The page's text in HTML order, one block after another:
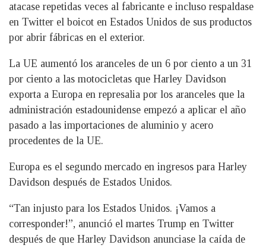
atacase repetidas veces al fabricante e incluso respaldase
en Twitter el boicot en Estados Unidos de sus productos
por abrir fábricas en el exterior.
La UE aumentó los aranceles de un 6 por ciento a un 31
por ciento a las motocicletas que Harley Davidson
exporta a Europa en represalia por los aranceles que la
administración estadounidense empezó a aplicar el año
pasado a las importaciones de aluminio y acero
procedentes de la UE.
Europa es el segundo mercado en ingresos para Harley
Davidson después de Estados Unidos.
“Tan injusto para los Estados Unidos. ¡Vamos a
corresponder!”, anunció el martes Trump en Twitter
después de que Harley Davidson anunciase la caída de